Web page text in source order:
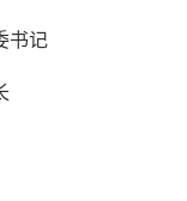
书记